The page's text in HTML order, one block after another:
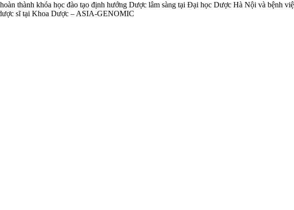
thành khóa học đào tạo định hướng Dược lâm sàng tại Đại học Dược Hà Nội và bệnh
sĩ tại Khoa Dược – ASIA-GENOMIC